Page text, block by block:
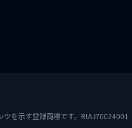
を示す登録商標です。RIAJ70024001